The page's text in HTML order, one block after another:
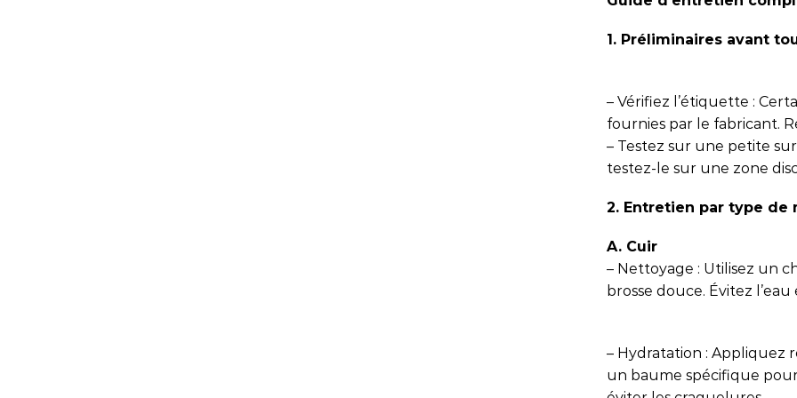
1. Préliminaires avant
– Vérifiez l’étiquette :
fournies par le fabricant.
– Testez sur une petite
testez-le sur une zone
2. Entretien par type de
A. Cuir
– Nettoyage : Utilisez un
brosse douce. Évitez
– Hydratation : Appliquez
un baume spécifique